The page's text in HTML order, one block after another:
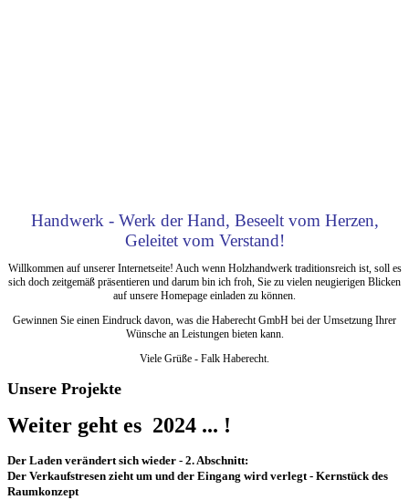
Handwerk - Werk der Hand, Beseelt vom Herzen,
Geleitet vom Verstand!
Willkommen auf unserer Internetseite! Auch wenn Holzhandwerk traditionsreich ist, soll es
sich doch zeitgemäß präsentieren und darum bin ich froh, Sie zu vielen neugierigen Blicken
auf unsere Homepage einladen zu können.
Gewinnen Sie einen Eindruck davon, was die Haberecht GmbH bei der Umsetzung Ihrer
Wünsche an Leistungen bieten kann.
Viele Grüße - Falk Haberecht.
Unsere Projekte
Weiter geht es 2024 ... !
Der Laden verändert sich wieder - 2. Abschnitt:
Der Verkaufstresen zieht um und der Eingang wird verlegt - Kernstück des
Raumkonzept